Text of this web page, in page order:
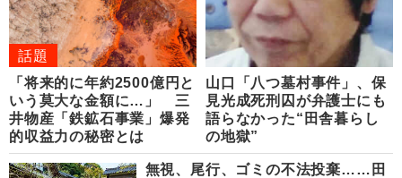
話題
「将来的に年約2500億円と
いう莫大な金額に…」 三
井物産「鉄鉱石事業」爆発
的収益力の秘密とは
山口「八つ墓村事件」、保
見光成死刑囚が弁護士にも
語らなかった“田舎暮らし
の地獄”
無視、尾行、ゴミの不法投棄……田